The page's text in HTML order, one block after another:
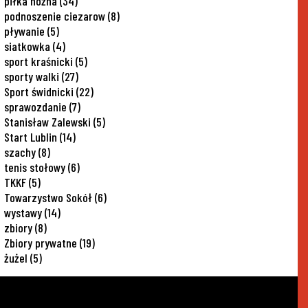
podnoszenie ciezarow(8)
pływanie (5)
siatkowka (4)
sport kraśnicki (5)
sporty walki (27)
Sport świdnicki (22)
sprawozdanie (7)
Stanisław Zalewski (5)
Start Lublin (14)
szachy(8)
tenis stołowy(6)
TKKF(5)
Towarzystwo Sokół(6)
wystawy(14)
zbiory(8)
Zbiory prywatne (19)
żużel (5)